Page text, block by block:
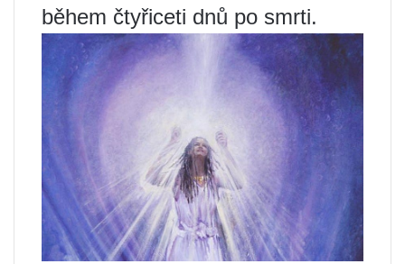
během čtyřiceti dnů po smrti.